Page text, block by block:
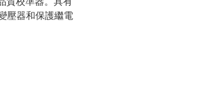
壓器和保護繼電